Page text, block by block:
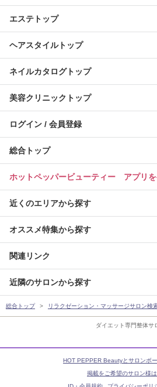
ダイエット専門整体サ
エステトップ
ヘアスタイルトップ
ネイルカタログトップ
美容クリニックトップ
ログイン / 会員登録
総合トップ
ホットペッパービューティー アプリを
近くのエリアから探す
オススメ特集から探す
関連リンク
近隣のサロンから探す
総合トップ リラクゼーション・マッサージサロン検
HOT PEPPER Beautyとサロンボ
掲載をご希望のサロン様